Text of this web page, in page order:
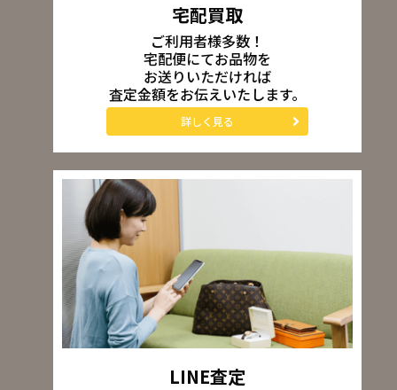
宅配買取
ご利用者様多数！
宅配便にてお品物を
お送りいただければ
査定金額をお伝えいたします。
詳しく見る
LINE査定